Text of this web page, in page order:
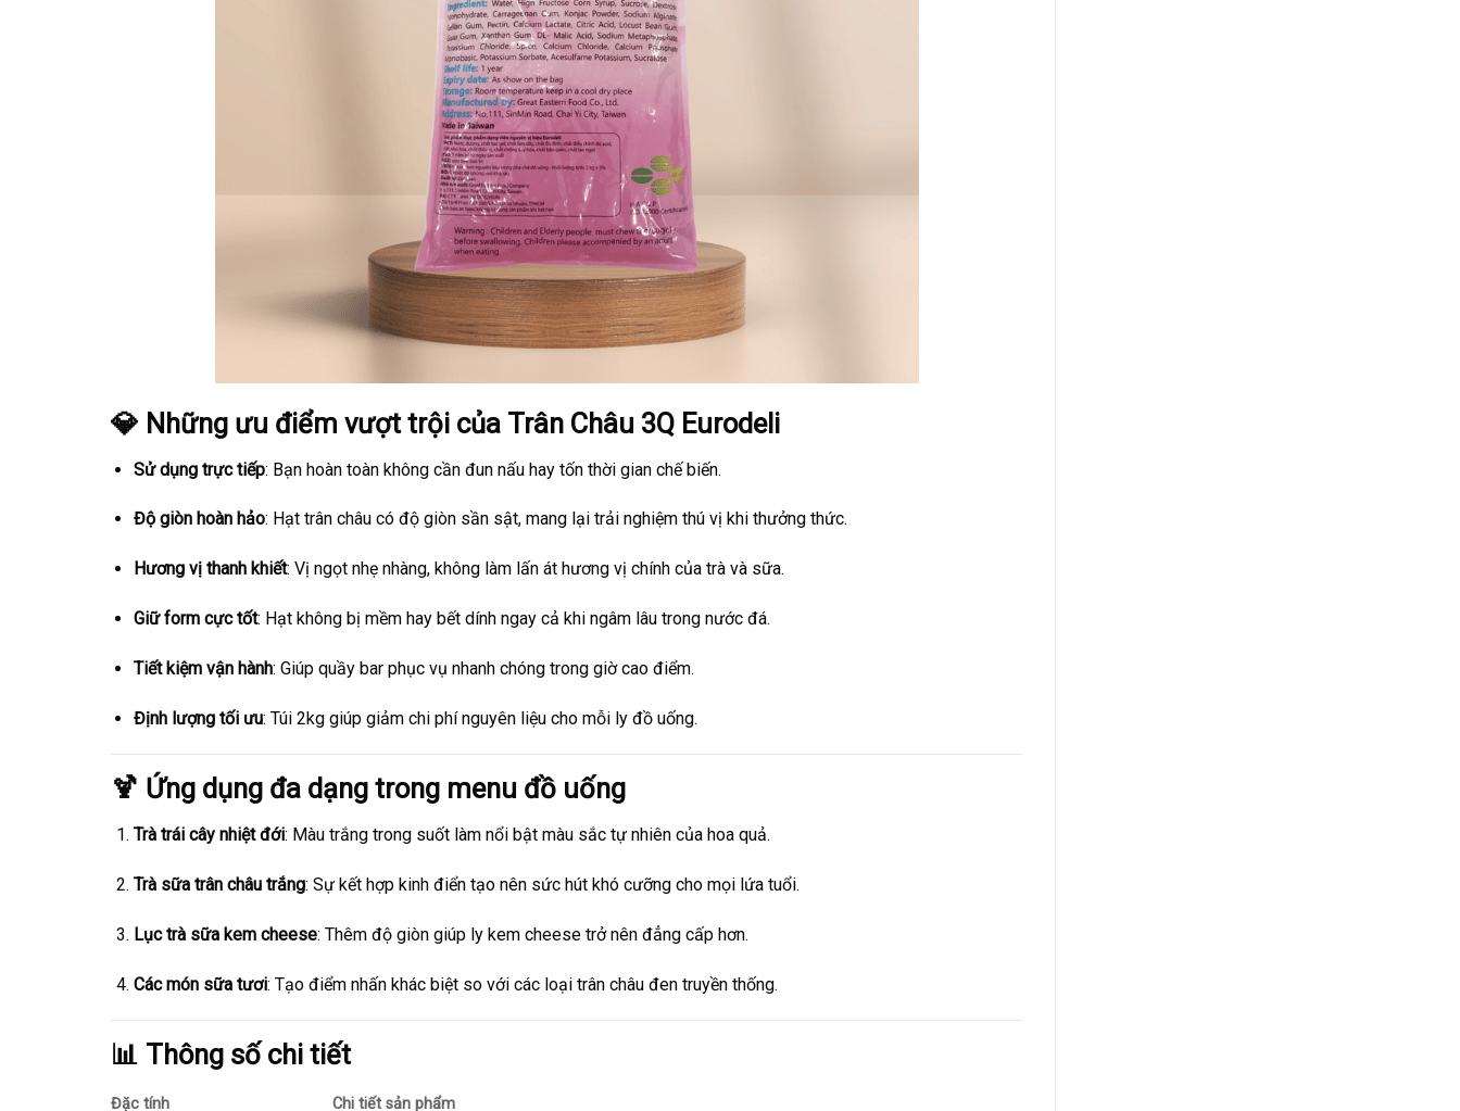
💎 Những ưu điểm vượt trội của Trân Châu 3Q Eurodeli
Sử dụng trực tiếp: Bạn hoàn toàn không cần đun nấu hay tốn thời gian chế biến.
Độ giòn hoàn hảo: Hạt trân châu có độ giòn sần sật, mang lại trải nghiệm thú vị khi thưởng thức.
Hương vị thanh khiết: Vị ngọt nhẹ nhàng, không làm lấn át hương vị chính của trà và sữa.
Giữ form cực tốt: Hạt không bị mềm hay bết dính ngay cả khi ngâm lâu trong nước đá.
Tiết kiệm vận hành: Giúp quầy bar phục vụ nhanh chóng trong giờ cao điểm.
Định lượng tối ưu: Túi 2kg giúp giảm chi phí nguyên liệu cho mỗi ly đồ uống.
🍹 Ứng dụng đa dạng trong menu đồ uống
Trà trái cây nhiệt đới: Màu trắng trong suốt làm nổi bật màu sắc tự nhiên của hoa quả.
Trà sữa trân châu trắng: Sự kết hợp kinh điển tạo nên sức hút khó cưỡng cho mọi lứa tuổi.
Lục trà sữa kem cheese: Thêm độ giòn giúp ly kem cheese trở nên đẳng cấp hơn.
Các món sữa tươi: Tạo điểm nhấn khác biệt so với các loại trân châu đen truyền thống.
📊 Thông số chi tiết
Đặc tính Chi tiết sản phẩm